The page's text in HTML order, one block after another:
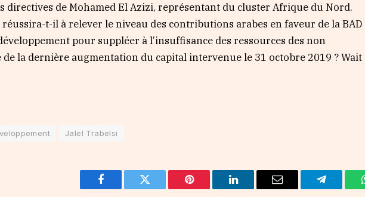
directives de Mohamed El Azizi, représentant du cluster Afrique du Nord.
réussira-t-il à relever le niveau des contributions arabes en faveur de la BAD
pour suppléer à l’insuffisance des ressources des non
la dernière augmentation du capital intervenue le 31 octobre 2019 ? Wait
Jalel Trabelsi
Facebook Twitter Pinterest LinkedIn Email Telegram